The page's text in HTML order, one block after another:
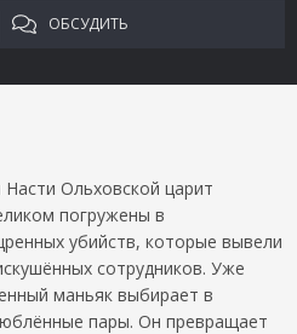
ОБСУДИТЬ
Ольховской царит
погружены в
убийств, которые вывели
сотрудников. Уже
маньяк выбирает в
пары. Он превращает